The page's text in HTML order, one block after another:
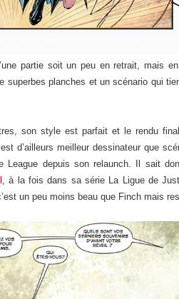
partie soit un peu en retrait, mais
planches et un scénario qui
son style est parfait et le rendu
est d’ailleurs meilleur dessinateur que
League depuis son relaunch. Il sait
, à la fois dans sa série La Ligue de
un peu moins beau que Finch mais